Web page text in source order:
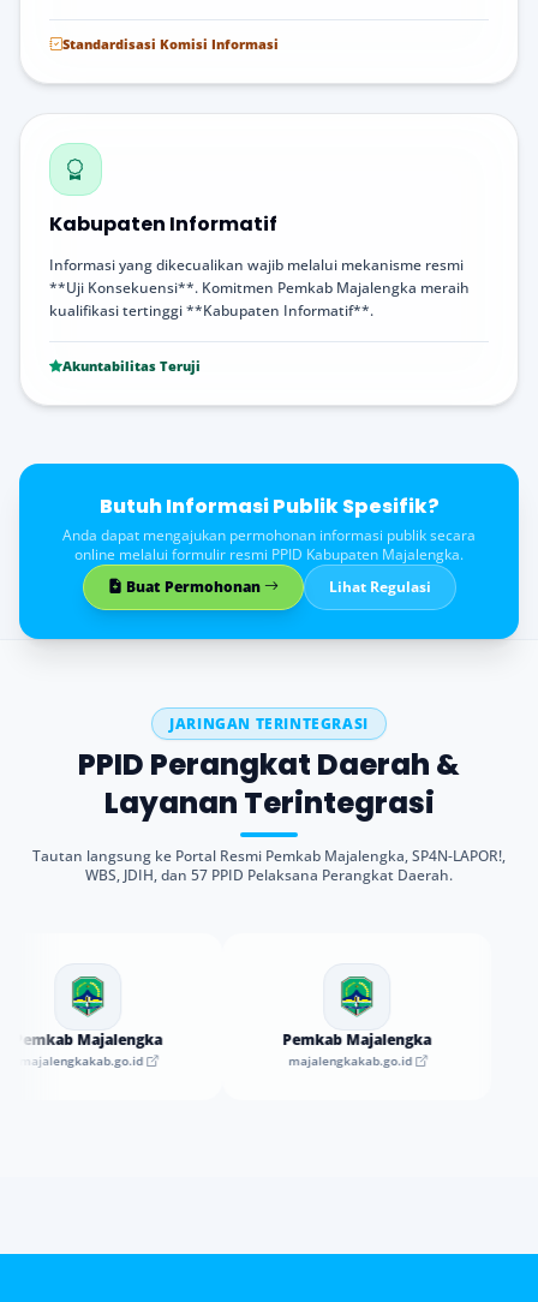
Standardisasi Komisi Informasi
Kabupaten Informatif
Informasi yang dikecualikan wajib melalui mekanisme resmi
**Uji Konsekuensi**. Komitmen Pemkab Majalengka meraih
kualifikasi tertinggi **Kabupaten Informatif**.
Akuntabilitas Teruji
Butuh Informasi Publik Spesifik?
Anda dapat mengajukan permohonan informasi publik secara
online melalui formulir resmi PPID Kabupaten Majalengka.
Buat Permohonan
Lihat Regulasi
JARINGAN TERINTEGRASI
PPID Perangkat Daerah &
Layanan Terintegrasi
Tautan langsung ke Portal Resmi Pemkab Majalengka, SP4N-LAPOR!,
WBS, JDIH, dan 57 PPID Pelaksana Perangkat Daerah.
Pemkab Majalengka
majalengkakab.go.id
Pemkab Majalengka
majalengkakab.go.id